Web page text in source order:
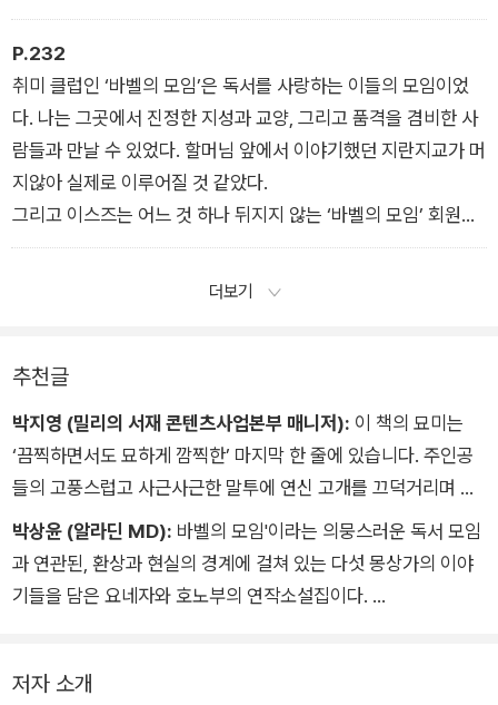
이스즈에게 명예란 과연 무엇이었을까.
(「다마노 이스즈의 명예」 중에서)
P.232
취미 클럽인 ‘바벨의 모임’은 독서를 사랑하는 이들의 모임이었
다. 나는 그곳에서 진정한 지성과 교양, 그리고 품격을 겸비한 사
람들과 만날 수 있었다. 할머님 앞에서 이야기했던 지란지교가 머
지않아 실제로 이루어질 것 같았다.
그리고 이스즈는 어느 것 하나 뒤지지 않는 ‘바벨의 모임’ 회원들
사이에서조차 그 빛을 잃지 않았다.
(「다마노 이스즈의 명예」 중에서)
더보기
추천글
박지영 (밀리의 서재 콘텐츠사업본부 매니저): 이 책의 묘미는
‘끔찍하면서도 묘하게 깜찍한’ 마지막 한 줄에 있습니다. 주인공
들의 고풍스럽고 사근사근한 말투에 연신 고개를 끄덕거리며 읽
다 보면, 어느덧 마지막 반전에 머리를 세게 한 방 맞게 되죠! 다
섯 편의 이야기 곳곳에 이처럼 매혹적인 트릭이 숨어 있습니다.
그래서 사실 저는 부럽기도 합니다. 요네자와 호노부가 선사하는
박상윤 (알라딘 MD): 바벨의 모임'이라는 의뭉스러운 독서 모임
과 연관된, 환상과 현실의 경계에 걸쳐 있는 다섯 몽상가의 이야
기들을 담은 요네자와 호노부의 연작소설집이다.
기와 섬뜩함을, 그러나 때때로 의외의 인간미를 선보인다.
저자 소개